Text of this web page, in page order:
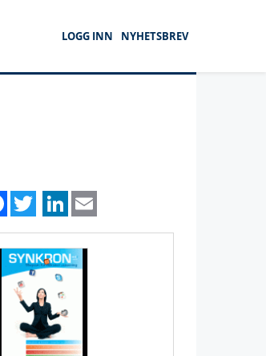
LOGG INN
NYHETSBREV
Facebook
TwitterLinkedIn